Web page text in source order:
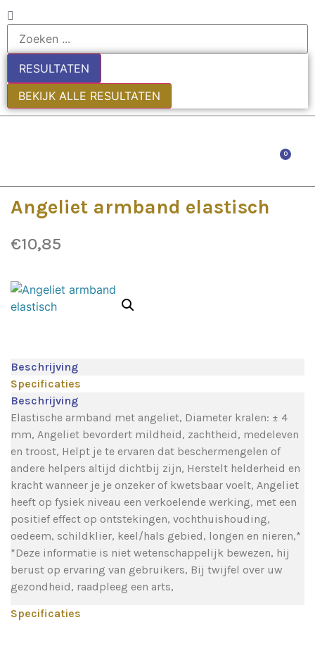
RESULTATEN
BEKIJK ALLE RESULTATEN
0
Angeliet armband elastisch
€10,85
Beschrijving
Specificaties
Beschrijving
Elastische armband met angeliet, Diameter kralen: ± 4
mm, Angeliet bevordert mildheid, zachtheid, medeleven
en troost, Helpt je te ervaren dat beschermengelen of
andere helpers altijd dichtbij zijn, Herstelt helderheid en
kracht wanneer je je onzeker of kwetsbaar voelt, Angeliet
heeft op fysiek niveau een verkoelende werking, met een
positief effect op ontstekingen, vochthuishouding,
oedeem, schildklier, keel/hals gebied, longen en nieren,*
*Deze informatie is niet wetenschappelijk bewezen, hij
berust op ervaring van gebruikers, Bij twijfel over uw
gezondheid, raadpleeg een arts,
Specificaties